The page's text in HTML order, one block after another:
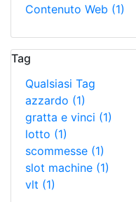
Contenuto Web (1)
Tag
Qualsiasi Tag
azzardo (1)
gratta e vinci (1)
lotto (1)
scommesse (1)
slot machine (1)
vlt (1)